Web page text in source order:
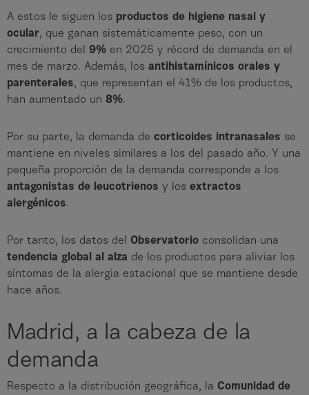
A estos le siguen los productos de higiene nasal y
ocular, que ganan sistemáticamente peso, con un
crecimiento del 9% en 2026 y récord de demanda en el
mes de marzo. Además, los antihistamínicos orales y
parenterales, que representan el 41% de los productos,
han aumentado un 8%.
Por su parte, la demanda de corticoides intranasales se
mantiene en niveles similares a los del pasado año. Y una
pequeña proporción de la demanda corresponde a los
antagonistas de leucotrienos y los extractos
alergénicos.
Por tanto, los datos del Observatorio consolidan una
tendencia global al alza de los productos para aliviar los
síntomas de la alergia estacional que se mantiene desde
hace años.
Madrid, a la cabeza de la
demanda
Respecto a la distribución geográfica, la Comunidad de